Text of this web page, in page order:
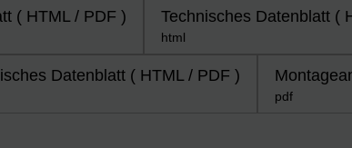
( HTML / PDF ) Technisches Datenblatt (
html
Datenblatt ( HTML / PDF )
pdf